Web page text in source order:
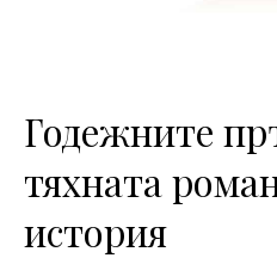
Годежните
тяхната
история